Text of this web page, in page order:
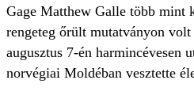
Gage Matthew Galle több mint
rengeteg őrült mutatványon
augusztus 7-én harmincévesen
norvégiai Moldéban vesztette